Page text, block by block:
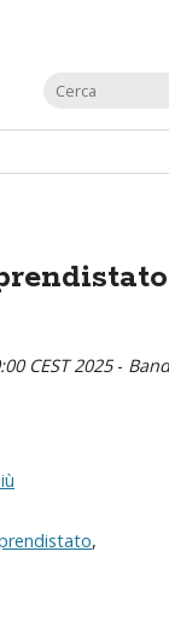
CEST 2025-
,